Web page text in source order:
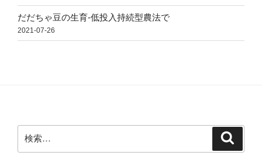
だだちゃ豆の生育-低投入持続型農法で
2021-07-26
索: